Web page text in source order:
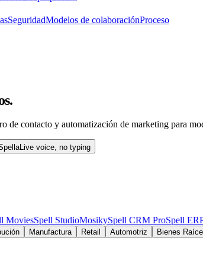
SeguridadModelos de colaboraciónProceso
de contacto y automatización de marketing para
Live voice, no typing
Spell StudioMosikySpell CRM ProSpell ERP
Manufactura Retail Automotriz Bienes